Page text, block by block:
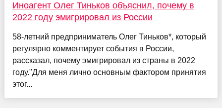
Иноагент Олег Тиньков объяснил, почему в
2022 году эмигрировал из России
58-летний предприниматель Олег Тиньков*, который
регулярно комментирует события в России,
рассказал, почему эмигрировал из страны в 2022
году."Для меня лично основным фактором принятия
этог...